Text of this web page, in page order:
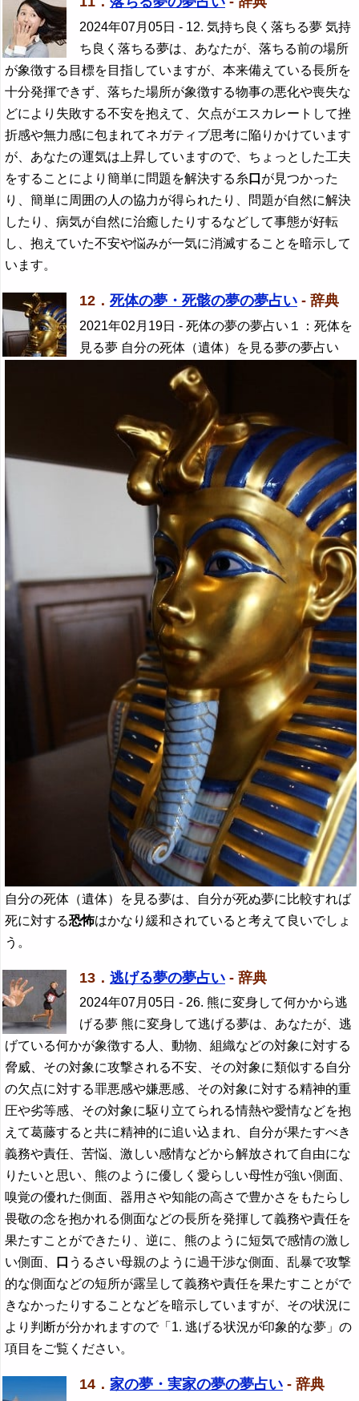
2024年07月05日 - 12. 気持ち良く落ちる夢 気持
ち良く落ちる夢は、あなたが、落ちる前の場所
が象徴する目標を目指していますが、本来備えている長所を
十分発揮できず、落ちた場所が象徴する物事の悪化や喪失な
どにより失敗する不安を抱えて、欠点がエスカレートして挫
折感や無力感に包まれてネガティブ思考に陥りかけています
が、あなたの運気は上昇していますので、ちょっとした工夫
をすることにより簡単に問題を解決する糸 口 が見つかった
り、簡単に周囲の人の協力が得られたり、問題が自然に解決
したり、病気が自然に治癒したりするなどして事態が好転
し、抱えていた不安や悩みが一気に消滅することを暗示して
います。
12． 死体の夢・死骸の夢の夢占い - 辞典
2021年02月19日 - 死体の夢の夢占い１：死体を
見る夢 自分の死体（遺体）を見る夢の夢占い
自分の死体（遺体）を見る夢は、自分が死ぬ夢に比較すれば
死に対する恐怖はかなり緩和されていると考えて良いでしょ
う。
13． 逃げる夢の夢占い - 辞典
2024年07月05日 - 26. 熊に変身して何かから逃
げる夢 熊に変身して逃げる夢は、あなたが、逃
げている何かが象徴する人、動物、組織などの対象に対する
脅威、その対象に攻撃される不安、その対象に類似する自分
の欠点に対する罪悪感や嫌悪感、その対象に対する精神的重
圧や劣等感、その対象に駆り立てられる情熱や愛情などを抱
えて葛藤すると共に精神的に追い込まれ、自分が果たすべき
義務や責任、苦悩、激しい感情などから解放されて自由にな
りたいと思い、熊のように優しく愛らしい母性が強い側面、
嗅覚の優れた側面、器用さや知能の高さで豊かさをもたらし
畏敬の念を抱かれる側面などの長所を発揮して義務や責任を
果たすことができたり、逆に、熊のように短気で感情の激し
い側面、
口 うるさい母親のように過干渉な側面、乱暴で攻撃
的な側面などの短所が露呈して義務や責任を果たすことがで
きなかったりすることなどを暗示していますが、その状況に
より判断が分かれますので「1. 逃げる状況が印象的な夢」の
項目をご覧ください。
14． 家の夢・実家の夢の夢占い - 辞典